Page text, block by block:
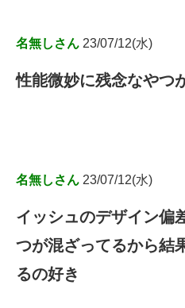
名無しさん 23/07/12(水)
性能微妙に残念なやつ
名無しさん 23/07/12(水)
イッシュのデザイン偏
つが混ざってるから結
るの好き